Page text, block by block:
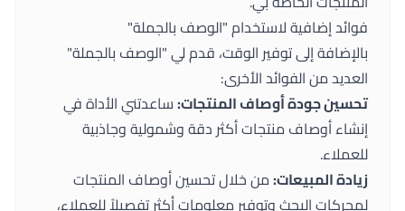
فوائد إضافية لاستخدام "الوصف بالجملة"
بالإضافة إلى توفير الوقت، قدم لي "الوصف بالجملة"
العديد من الفوائد الأخرى:
تحسين جودة أوصاف المنتجات:ساعدتني الأداة في
إنشاء أوصاف منتجات أكثر دقة وشمولية وجاذبية
للعملاء.
زيادة المبيعات:من خلال تحسين أوصاف المنتجات
لمحركات البحث وتوفير معلومات أكثر تفصيلاً للعملاء،